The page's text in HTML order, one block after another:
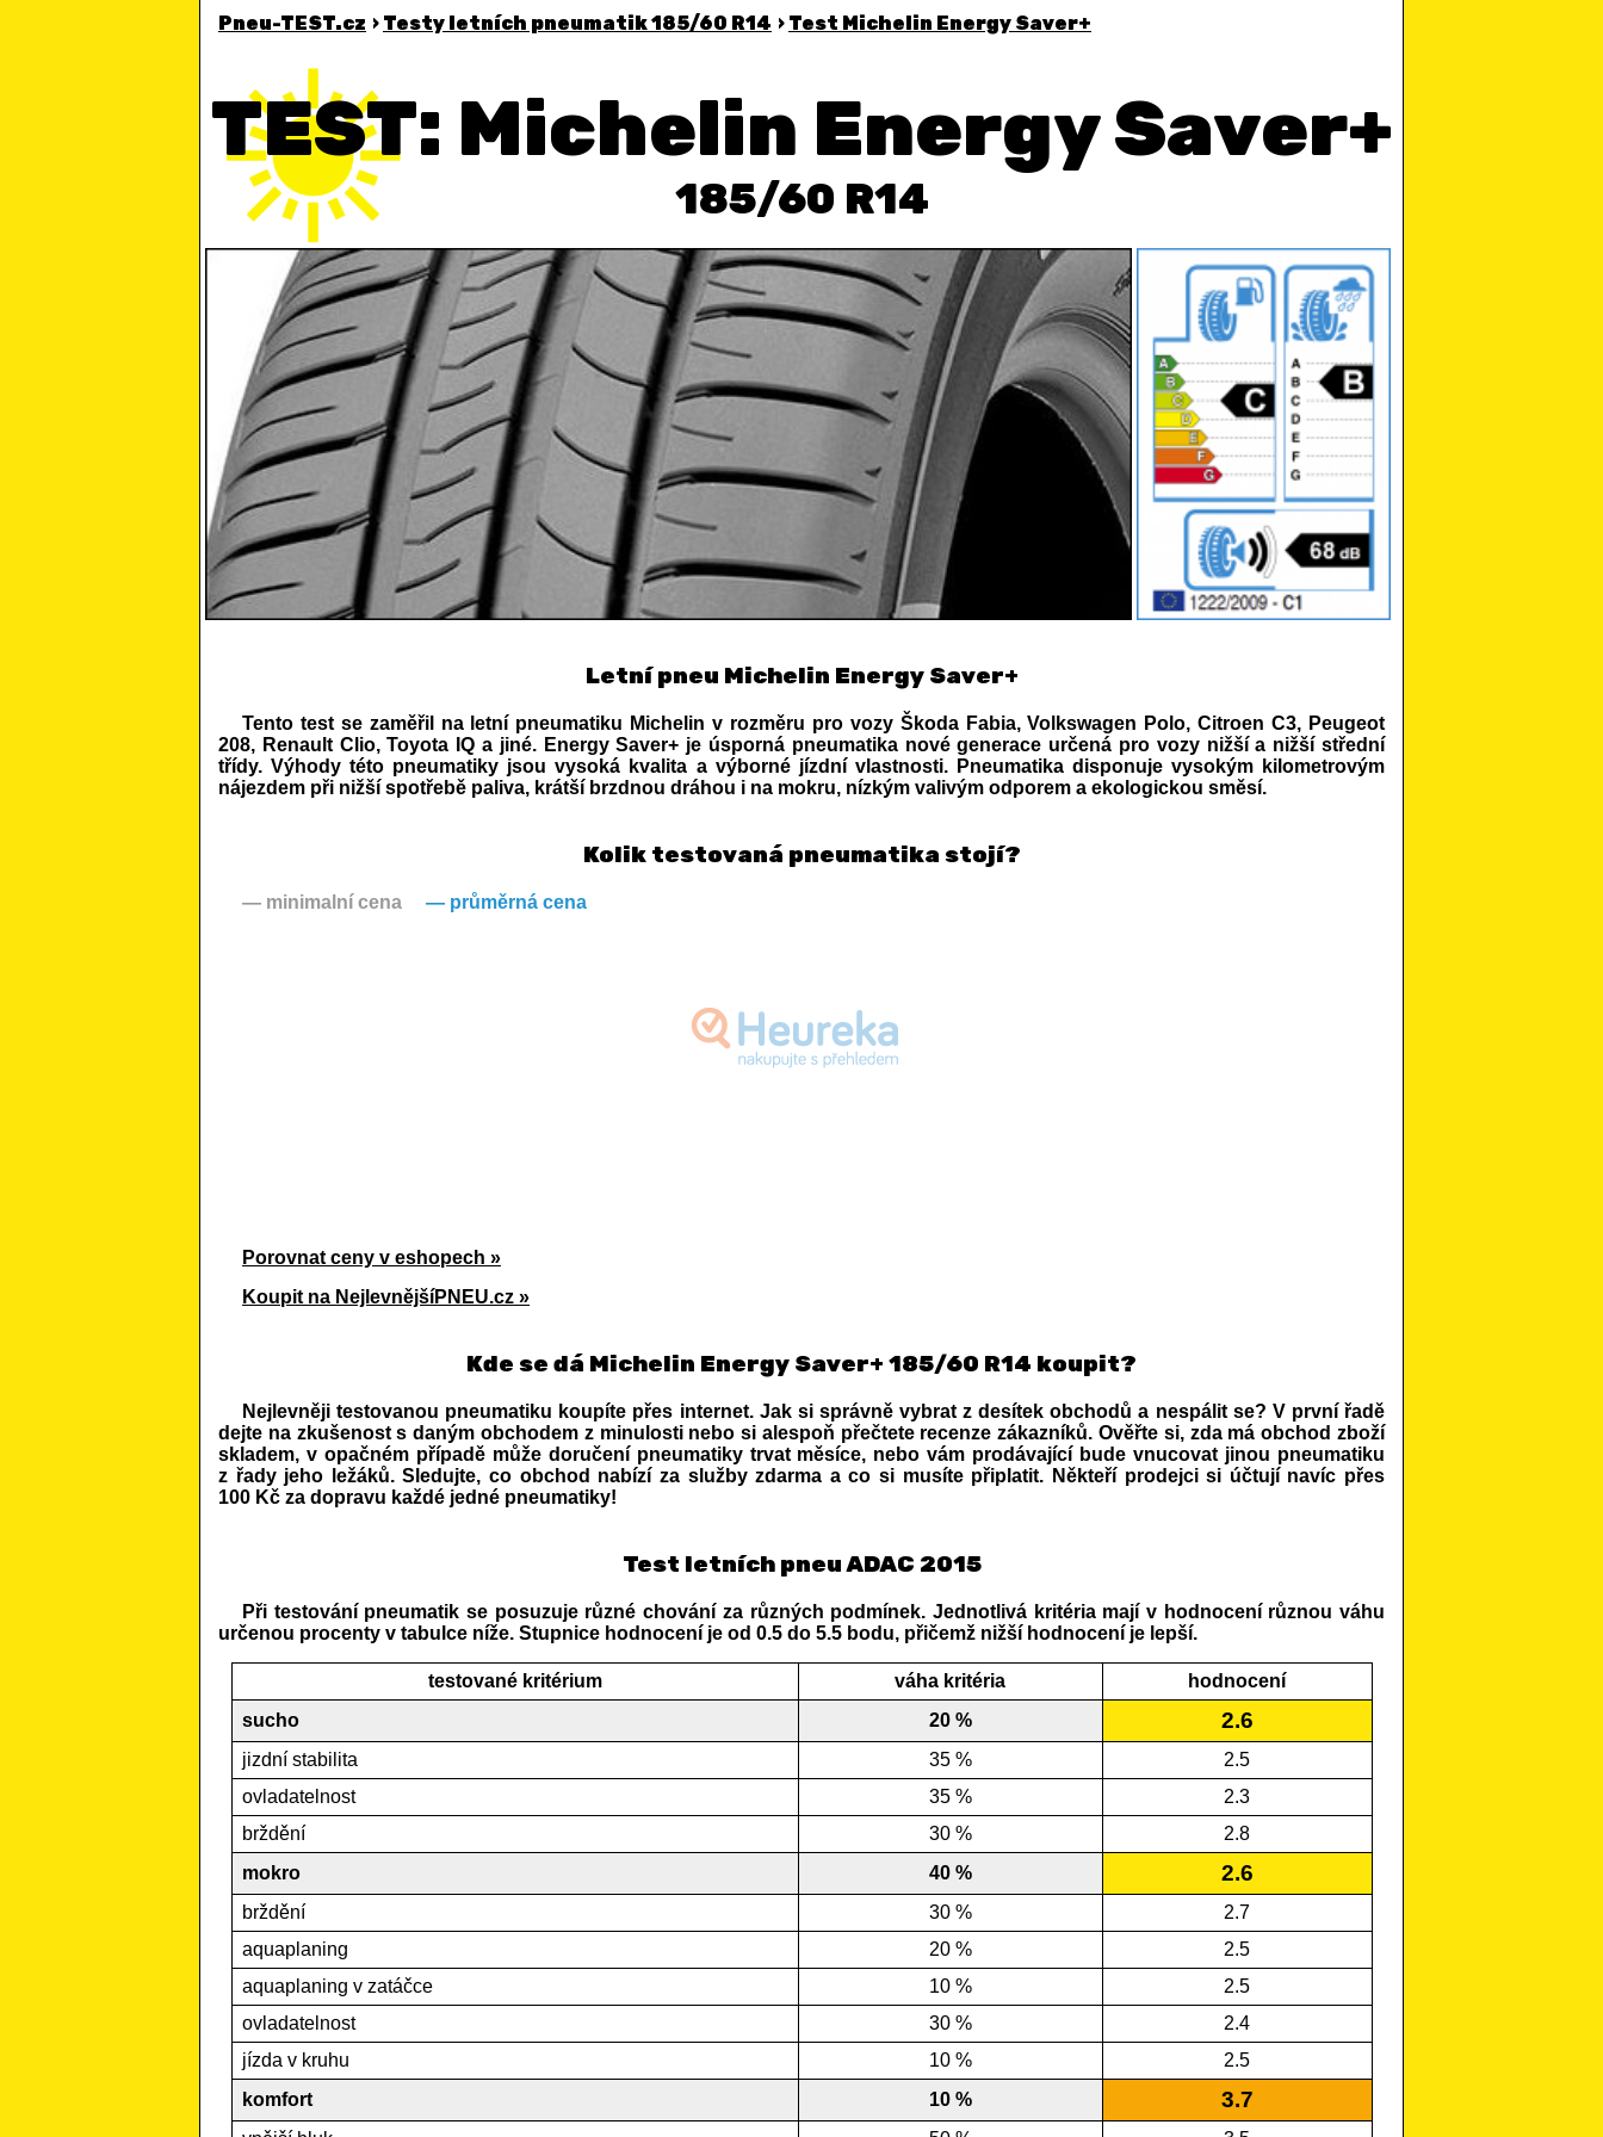
Pneu-TEST.cz › Testy letních pneumatik 185/60 R14 › Test Michelin Energy Saver+
TEST: Michelin Energy Saver+
185/60 R14
Letní pneu Michelin Energy Saver+
Tento test se zaměřil na letní pneumatiku Michelin v rozměru pro vozy Škoda Fabia, Volkswagen Polo, Citroen C3, Peugeot
208, Renault Clio, Toyota IQ a jiné. Energy Saver+ je úsporná pneumatika nové generace určená pro vozy nižší a nižší střední
třídy. Výhody této pneumatiky jsou vysoká kvalita a výborné jízdní vlastnosti. Pneumatika disponuje vysokým kilometrovým
nájezdem při nižší spotřebě paliva, krátší brzdnou dráhou i na mokru, nízkým valivým odporem a ekologickou směsí.
Kolik testovaná pneumatika stojí?
— minimalní cena — průměrná cena
Porovnat ceny v eshopech »
Koupit na NejlevnějšíPNEU.cz »
Kde se dá Michelin Energy Saver+ 185/60 R14 koupit?
Nejlevněji testovanou pneumatiku koupíte přes internet. Jak si správně vybrat z desítek obchodů a nespálit se? V první řadě
dejte na zkušenost s daným obchodem z minulosti nebo si alespoň přečtete recenze zákazníků. Ověřte si, zda má obchod zboží
skladem, v opačném případě může doručení pneumatiky trvat měsíce, nebo vám prodávající bude vnucovat jinou pneumatiku
z řady jeho ležáků. Sledujte, co obchod nabízí za služby zdarma a co si musíte připlatit. Někteří prodejci si účtují navíc přes
100 Kč za dopravu každé jedné pneumatiky!
Test letních pneu ADAC 2015
Při testování pneumatik se posuzuje různé chování za různých podmínek. Jednotlivá kritéria mají v hodnocení různou váhu
určenou procenty v tabulce níže. Stupnice hodnocení je od 0.5 do 5.5 bodu, přičemž nižší hodnocení je lepší.
testované kritérium váha kritéria
hodnocení
sucho
20 % 2.6
jizdní stabilita 35 %
2.5
ovladatelnost
35 %
2.3
brždění
30 %
2.8
mokro
40 % 2.6
brždění 30 %
2.7
aquaplaning
20 %
2.5
aquaplaning v zatáčce
10 %
2.5
ovladatelnost
30 %
2.4
jízda v kruhu
10 %
2.5
komfort
10 % 3.7